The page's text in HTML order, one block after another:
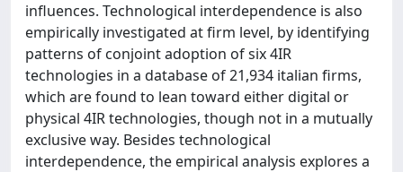
influences. Technological interdependence is also
empirically investigated at firm level, by identifying
patterns of conjoint adoption of six 4IR
technologies in a database of 21,934 italian firms,
which are found to lean toward either digital or
physical 4IR technologies, though not in a mutually
exclusive way. Besides technological
interdependence, the empirical analysis explores a